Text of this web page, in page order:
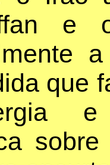
e
que
e